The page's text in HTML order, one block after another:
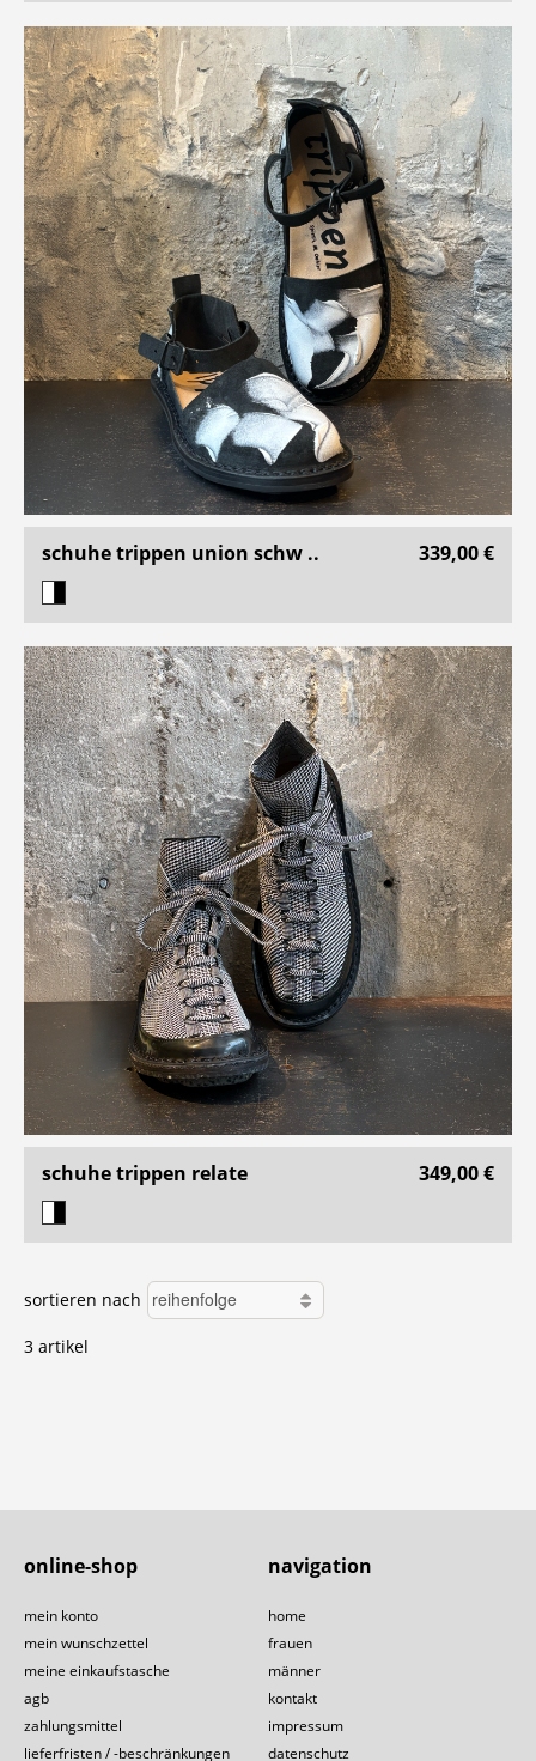
schuhe trippen union schw .. 339,00 €
schuhe trippen relate 349,00 €
sortieren nach
3 artikel
navigation
home
frauen
männer
kontakt
impressum
datenschutz
online-shop
mein konto
mein wunschzettel
meine einkaufstasche
agb
zahlungsmittel
lieferfristen / -beschränkungen